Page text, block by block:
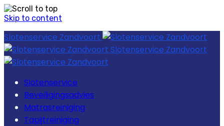
Skip to content
Slotenservice Zandvoort
Slotenservice Zandvoort
Slotenservice
Beveiligingsadvies
Matrasreiniging
Tapijtreiniging